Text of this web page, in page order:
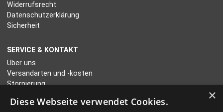
Widerrufsrecht
Datenschutzerklärung
Sicherheit
SERVICE & KONTAKT
Über uns
Versandarten und -kosten
Stornierung
×
Diese Webseite verwendet Cookies.